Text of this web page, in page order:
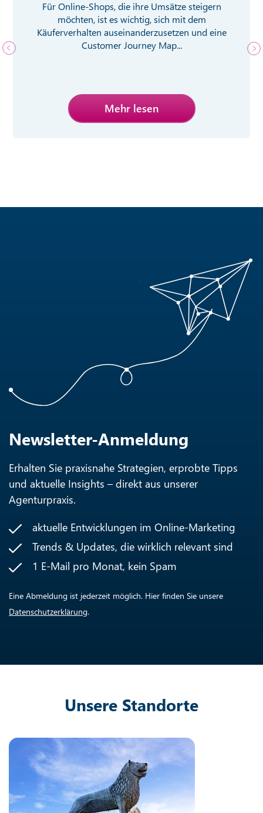
Für Online-Shops, die ihre Umsätze steigern
möchten, ist es wichtig, sich mit dem
Käuferverhalten auseinanderzusetzen und eine
Customer Journey Map...
Mehr lesen
Newsletter-Anmeldung
Erhalten Sie praxisnahe Strategien, erprobte Tipps
und aktuelle Insights – direkt aus unserer
Agenturpraxis.
aktuelle Entwicklungen im Online-Marketing
Trends & Updates, die wirklich relevant sind
1 E-Mail pro Monat, kein Spam
Eine Abmeldung ist jederzeit möglich. Hier finden Sie unsere
Datenschutzerklärung.
Unsere Standorte